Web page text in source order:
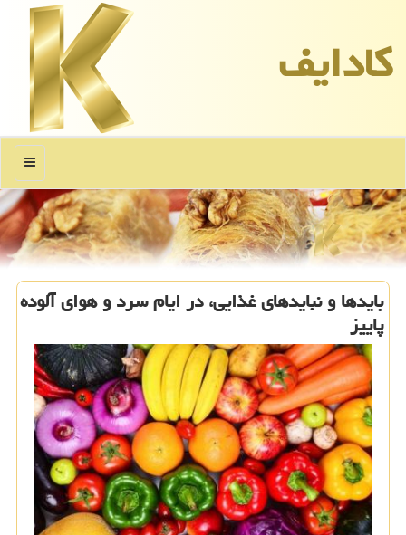
كادایف
منو
بایدها و نبایدهای غذایی، در ایام سرد و هوای آلوده
پاییز